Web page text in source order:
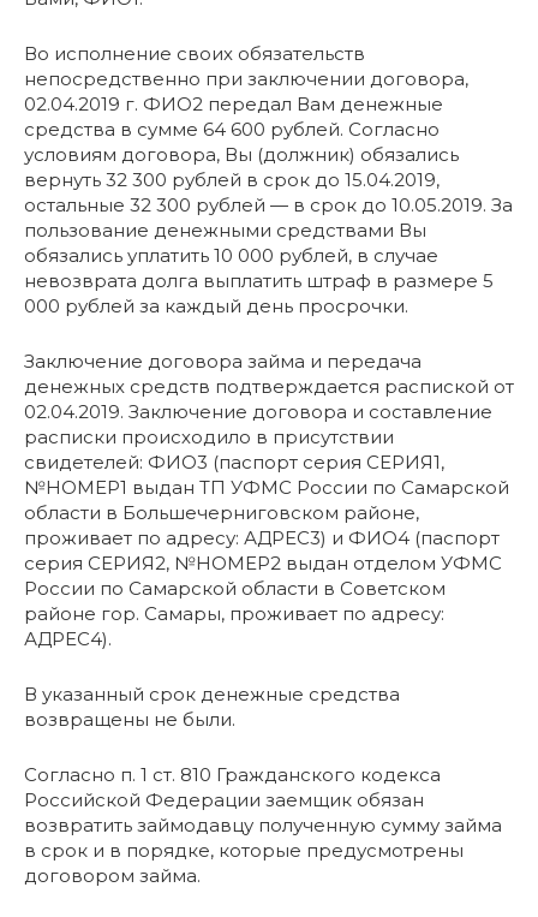
Во исполнение своих обязательств
непосредственно при заключении договора,
02.04.2019 г. ФИО2 передал Вам денежные
средства в сумме 64 600 рублей. Согласно
условиям договора, Вы (должник) обязались
вернуть 32 300 рублей в срок до 15.04.2019,
остальные 32 300 рублей — в срок до 10.05.2019. За
пользование денежными средствами Вы
обязались уплатить 10 000 рублей, в случае
невозврата долга выплатить штраф в размере 5
000 рублей за каждый день просрочки.
Заключение договора займа и передача
денежных средств подтверждается распиской от
02.04.2019. Заключение договора и составление
расписки происходило в присутствии
свидетелей: ФИО3 (паспорт серия СЕРИЯ1,
№НОМЕР1 выдан ТП УФМС России по Самарской
области в Большечерниговском районе,
проживает по адресу: АДРЕС3) и ФИО4 (паспорт
серия СЕРИЯ2, №НОМЕР2 выдан отделом УФМС
России по Самарской области в Советском
районе гор. Самары, проживает по адресу:
АДРЕС4).
В указанный срок денежные средства
возвращены не были.
Согласно п. 1 ст. 810 Гражданского кодекса
Российской Федерации заемщик обязан
возвратить займодавцу полученную сумму займа
в срок и в порядке, которые предусмотрены
договором займа.